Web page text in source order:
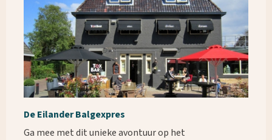
De Eilander Balgexpres
Ga mee met dit unieke avontuur op het